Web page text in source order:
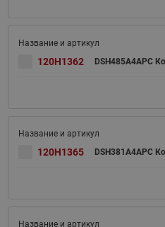
120H1362 DSH485A4APC
120H1365 DSH381A4APC